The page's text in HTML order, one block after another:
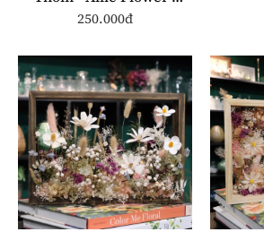
ST002 250ml
250.000đ